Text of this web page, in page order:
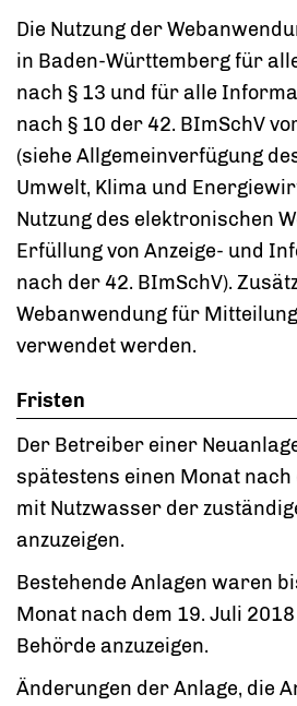
Die Nutzung der
in Baden-Württemberg für
nach § 13 und für alle
nach § 10 der 42. BImSchV
(siehe Allgemeinverfügung
Umwelt, Klima und
Nutzung des elektronischen
Erfüllung von Anzeige- und
nach der 42. BImSchV).
Webanwendung für
verwendet werden.
Fristen
Der Betreiber einer
spätestens einen Monat
mit Nutzwasser der
anzuzeigen.
Bestehende Anlagen waren
Monat nach dem 19. Juli
Behörde anzuzeigen.
Änderungen der Anlage, die